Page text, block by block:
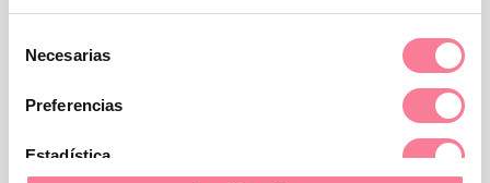
Necesarias
Preferencias
Estadística
como tú. Eso no significa que haya que
desechar la opinión de los médicos, bien
formados y especializados. Después de
todo, están de tu parte y quieren ayudar.
Pero sí es bueno recordar que ninguno es